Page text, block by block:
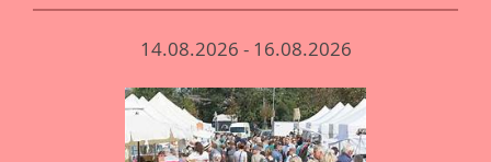
14.08.2026 - 16.08.2026